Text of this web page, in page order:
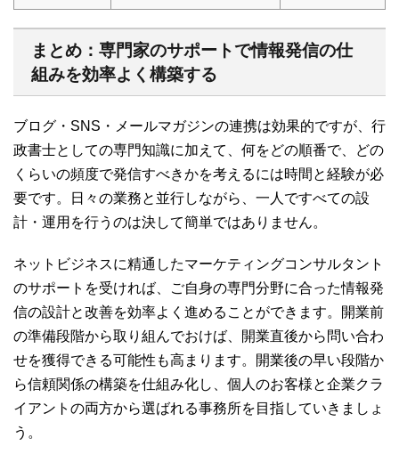
まとめ：専門家のサポートで情報発信の仕
組みを効率よく構築する
ブログ・SNS・メールマガジンの連携は効果的ですが、行
政書士としての専門知識に加えて、何をどの順番で、どの
くらいの頻度で発信すべきかを考えるには時間と経験が必
要です。日々の業務と並行しながら、一人ですべての設
計・運用を行うのは決して簡単ではありません。
ネットビジネスに精通したマーケティングコンサルタント
のサポートを受ければ、ご自身の専門分野に合った情報発
信の設計と改善を効率よく進めることができます。開業前
の準備段階から取り組んでおけば、開業直後から問い合わ
せを獲得できる可能性も高まります。開業後の早い段階か
ら信頼関係の構築を仕組み化し、個人のお客様と企業クラ
イアントの両方から選ばれる事務所を目指していきましょ
う。